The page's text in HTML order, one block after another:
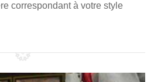
correspondant à votre style